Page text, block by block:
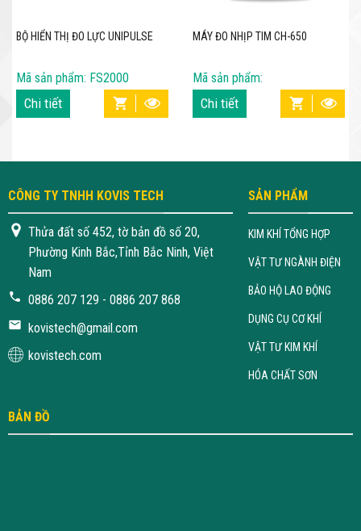
BỘ HIỂN THỊ ĐO LỰC UNIPULSE
Mã sản phẩm: FS2000
Chi tiết
MÁY ĐO NHỊP TIM CH-650
Mã sản phẩm:
Chi tiết
CÔNG TY TNHH KOVIS TECH
Thửa đất số 452, tờ bản đồ số 20,
Phường Kinh Bắc,Tỉnh Bắc Ninh, Việt
Nam
0886 207 129 - 0886 207 868
kovistech@gmail.com
kovistech.com
SẢN PHẨM
KIM KHÍ TỔNG HỢP
VẬT TƯ NGÀNH ĐIỆN
BẢO HỘ LAO ĐỘNG
DỤNG CỤ CƠ KHÍ
VẬT TƯ KIM KHÍ
HÓA CHẤT SƠN
BẢN ĐỒ